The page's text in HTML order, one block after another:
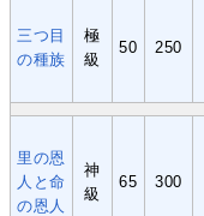
三つ目
の種族
極
級
50 250
里の恩
人と命
の恩人
神
級
65 300